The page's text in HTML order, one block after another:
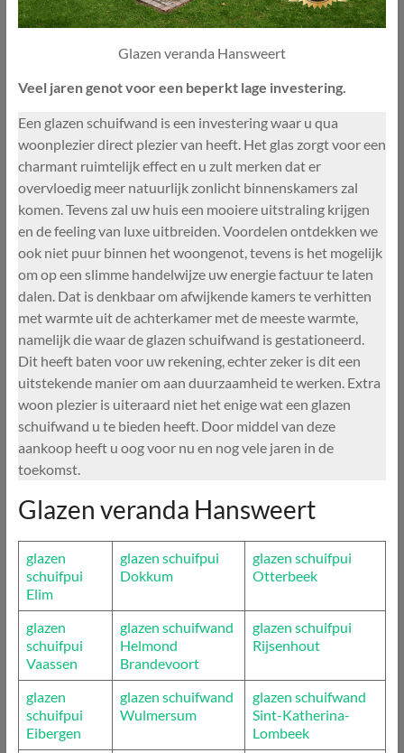
Glazen veranda Hansweert
Veel jaren genot voor een beperkt lage investering.
Een glazen schuifwand is een investering waar u qua
woonplezier direct plezier van heeft. Het glas zorgt voor een
charmant ruimtelijk effect en u zult merken dat er
overvloedig meer natuurlijk zonlicht binnenskamers zal
komen. Tevens zal uw huis een mooiere uitstraling krijgen
en de feeling van luxe uitbreiden. Voordelen ontdekken we
ook niet puur binnen het woongenot, tevens is het mogelijk
om op een slimme handelwijze uw energie factuur te laten
dalen. Dat is denkbaar om afwijkende kamers te verhitten
met warmte uit de achterkamer met de meeste warmte,
namelijk die waar de glazen schuifwand is gestationeerd.
Dit heeft baten voor uw rekening, echter zeker is dit een
uitstekende manier om aan duurzaamheid te werken. Extra
woon plezier is uiteraard niet het enige wat een glazen
schuifwand u te bieden heeft. Door middel van deze
aankoop heeft u oog voor nu en nog vele jaren in de
toekomst.
Glazen veranda Hansweert
glazen
schuifpui
Elim
glazen schuifpui
Dokkum
glazen schuifpui
Otterbeek
glazen
schuifpui
Vaassen
glazen schuifwand
Helmond
Brandevoort
glazen schuifpui
Rijsenhout
glazen
schuifpui
Eibergen
glazen schuifwand
Wulmersum
glazen schuifwand
Sint-Katherina-
Lombeek